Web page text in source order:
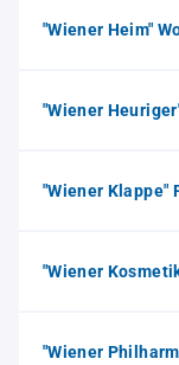
"Wiener Heim"
"Wiener
"Wiener Klappe"
"Wiener
"Wiener